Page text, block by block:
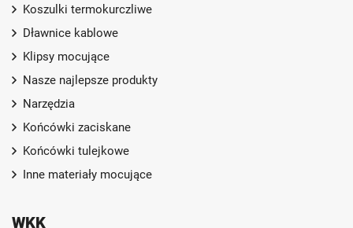
Koszulki termokurczliwe
Dławnice kablowe
Klipsy mocujące
Nasze najlepsze produkty
Narzędzia
Końcówki zaciskane
Końcówki tulejkowe
Inne materiały mocujące
WKK